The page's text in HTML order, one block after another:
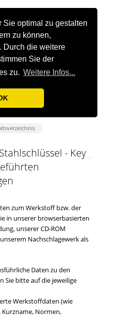
Sie optimal zu gestalten
zu können,
Durch die weitere
Sie der
zu. Weitere Infos...
- Key
zum Werkstoff bzw. der
in unserer browserbasierten
unserer CD-ROM
Nachschlagewerk als
Daten zu den
Sie bitte auf die jeweilige
Werkstoffdaten (wie
Normen,